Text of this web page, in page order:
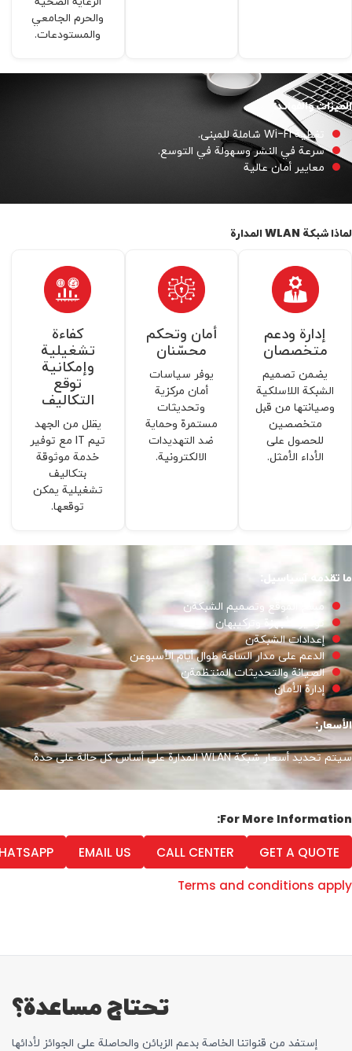
والحرم الجامعي
والمستودعات.
الميزات والفوائد:
تغطية Wi-Fi شاملة للمبنى.
سرعة في النشر وسهولة في التوسع.
معايير أمان عالية
لماذا شبكة WLAN المدارة
إدارة ودعم
متخصصان
يضمن تصميم
الشبكة اللاسلكية
وصيانتها من قبل
متخصصين
للحصول على
الأداء الأمثل.
أمان وتحكم
محسّنان
يوفر سياسات
أمان مركزية
وتحديثات
مستمرة وحماية
ضد التهديدات
الالکترونیة.
كفاءة
تشغيلية
وإمكانية
توقع
التكاليف
يقلل من الجهد
تیم IT مع توفير
خدمة موثوقة
بتكاليف
تشغيلية يمكن
توقعها.
ما تقدمه آسياسیل:
مسح الموقع وتصميم الشبكةن
توفير الأجهزة وتركيبهان
إعدادات الشبكةن
الدعم على مدار الساعة طوال أيام الأسبوعن
الصيانة والتحديثات المنتظمةن
إدارة الأمان
الأسعار:
سيتم تحديد أسعار شبكة WLAN المدارة على أساس كل حالة على حدة.
For More Information:
GET A QUOTE
CALL CENTER
EMAIL US
Terms and conditions apply
تحتاج مساعدة؟
إستفد من قنواتنا الخاصة بدعم الزبائن والحاصلة علی الجوائز لأدائها